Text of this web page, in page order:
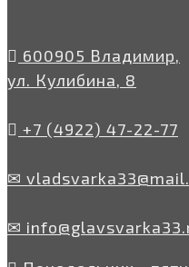
600905 Владимир,
ул. Кулибина, 8
+7 (4922) 47-22-77
✉
✉